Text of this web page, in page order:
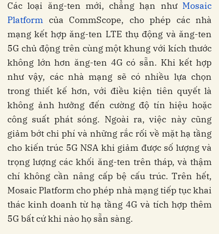
Các loại ăng-ten mới, chẳng hạn như Mosaic
Platform của CommScope, cho phép các nhà
mạng kết hợp ăng-ten LTE thụ động và ăng-ten
5G chủ động trên cùng một khung với kích thước
không lớn hơn ăng-ten 4G có sẵn. Khi kết hợp
như vậy, các nhà mạng sẽ có nhiều lựa chọn
trong thiết kế hơn, với điều kiện tiên quyết là
không ảnh hưởng đến cường độ tín hiệu hoặc
công suất phát sóng. Ngoài ra, việc này cũng
giảm bớt chi phí và những rắc rối về mặt hạ tầng
cho kiến trúc 5G NSA khi giảm được số lượng và
trọng lượng các khối ăng-ten trên tháp, và thậm
chí không cần nâng cấp bệ cấu trúc. Trên hết,
Mosaic Platform cho phép nhà mạng tiếp tục khai
thác kinh doanh từ hạ tầng 4G và tích hợp thêm
5G bất cứ khi nào họ sẵn sàng.